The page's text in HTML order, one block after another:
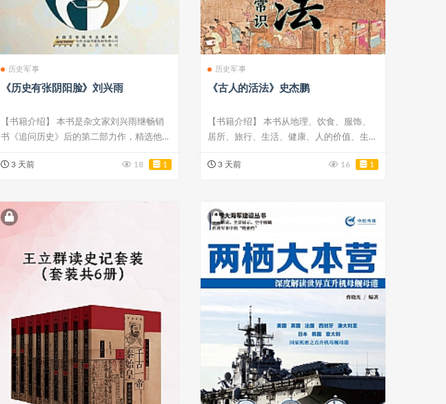
历史军事
《历史有张阴阳脸》刘兴雨
【书籍介绍】 本书是杂文家刘兴雨继畅销
书《追问历史》后的第二部力作，精选他解
3 天前 18 1
历史军事
《古人的活法》史杰鹏
【书籍介绍】 本书从地理、饮食、服饰、
居所、旅行、生活、健康、人的价值、生
3 天前 16 1